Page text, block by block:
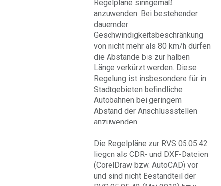
Regelpläne sinngemäß
anzuwenden. Bei bestehender
dauernder
Geschwindigkeitsbeschränkung
von nicht mehr als 80 km/h dürfen
die Abstände bis zur halben
Länge verkürzt werden. Diese
Regelung ist insbesondere für in
Stadtgebieten befindliche
Autobahnen bei geringem
Abstand der Anschlussstellen
anzuwenden.
Die Regelpläne zur RVS 05.05.42
liegen als CDR- und DXF-Dateien
(CorelDraw bzw. AutoCAD) vor
und sind nicht Bestandteil der